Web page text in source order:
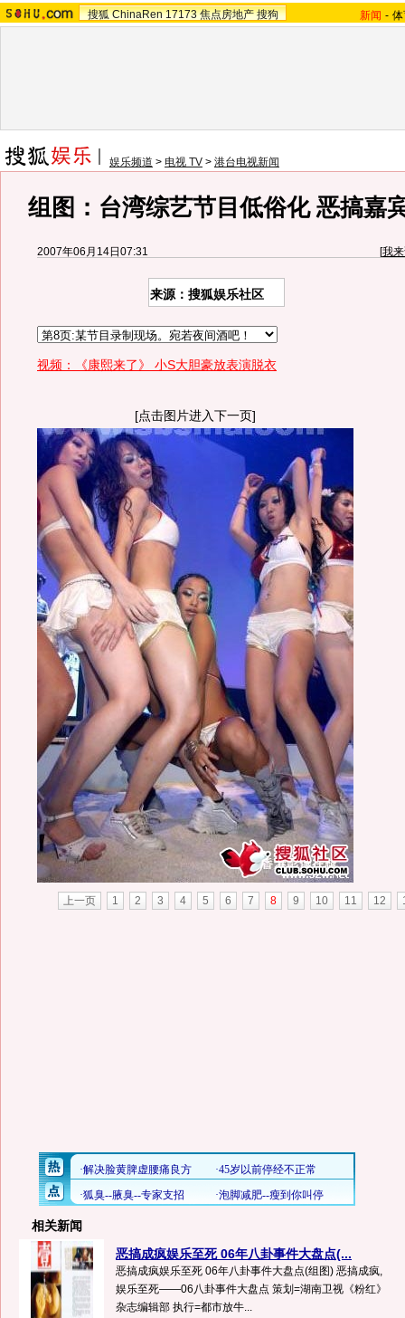
搜狐 ChinaRen 17173 焦点房地产 搜狗 新闻 -
娱乐频道 > 电视 TV > 港台电视新闻
组图：台湾综艺节目低俗化 恶搞嘉
2007年06月14日07:31 [我
来源：搜狐娱乐社区
视频：《康熙来了》 小S大胆豪放表演脱衣
[点击图片进入下一页]
上一页 1 2 3 4 5 6 7 8 9 10 11 12
相关新闻
恶搞成疯娱乐至死 06年八卦事件大盘点(...
恶搞成疯娱乐至死 06年八卦事件大盘点(组图) 恶搞成疯,
娱乐至死——06八卦事件大盘点 策划=湖南卫视《粉红》
杂志编辑部 执行=都市放牛...